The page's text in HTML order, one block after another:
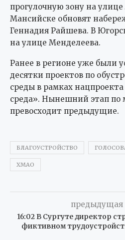
прогулочную зону на
Мансийске обновят
Геннадия Райшева. В
на улице Менделеева.
Ранее в регионе уже были
десятки проектов по
среды в рамках
среда». Нынешний этап по
превосходит предыдущие.
БЛАГОУСТРОЙСТВО
ХМАО
предыдущая
16:02 В Сургуте директор
фиктивном